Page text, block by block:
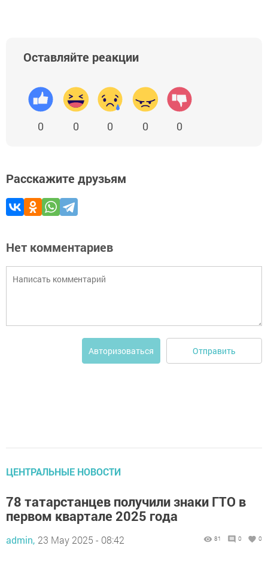
Оставляйте реакции
0 0 0 0 0
Расскажите друзьям
Нет комментариев
Авторизоваться Отправить
ЦЕНТРАЛЬНЫЕ НОВОСТИ
78 татарстанцев получили знаки ГТО в
первом квартале 2025 года
admin, 23 May 2025 - 08:42 81 0 0